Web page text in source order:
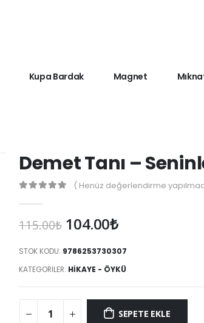
Kupa Bardak Magnet
Demet Tanı –
( Henüz değerlendirme
115.00₺ Orijinal
115.00₺.
104.00₺Şu
fiyat:
104.00₺.
STOK KODU: 9786253730307
KATEGORILER: HIKAYE - ÖYKÜ
SEPETE EKLE